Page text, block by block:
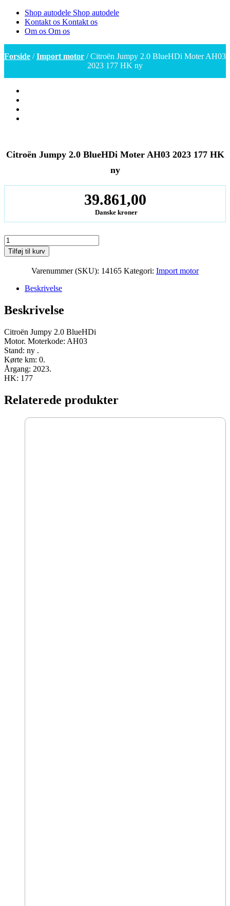
Shop autodele Shop autodele
Kontakt os Kontakt os
Om os Om os
Forside /Import motor / Citroën Jumpy 2.0 BlueHDi Moter AH03
2023 177 HK ny
Citroën Jumpy 2.0 BlueHDi Moter AH03 2023 177 HK
ny
39.861,00
Danske kroner
Citroën
Jumpy
2.0
BlueHDi
HK
antal
Tilføj til kurv
Varenummer (SKU): 14165 Kategori: Import motor
Beskrivelse
Beskrivelse
Citroën Jumpy 2.0 BlueHDi
Motor. Moterkode: AH03
Stand: ny .
Kørte km: 0.
Årgang: 2023.
HK: 177
Relaterede produkter